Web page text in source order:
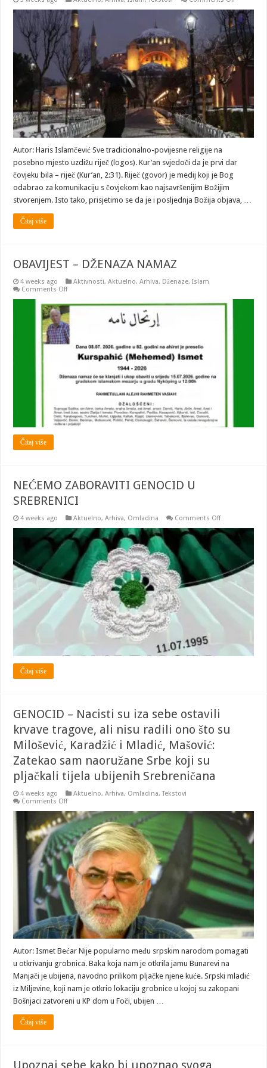
ljudima
lijepo
govorite
Autor: Haris Islamčević Sve tradicionalno-povijesne religije na
posebno mjesto uzdižu riječ (logos). Kur’an svjedoči da je prvi dar
čovjeku bila – riječ (Kur’an, 2:31). Riječ (govor) je medij koji je Bog
odabrao za komunikaciju s čovjekom kao najsavršenijim Božijim
stvorenjem. Isto tako, prisjetimo se da je i posljednja Božija objava, …
Čitaj više
OBAVIJEST – DŽENAZA NAMAZ
4 weeks ago Aktivnosti,Aktuelno,Arhiva, Dženaze,Islam
Comments Offon
–
DŽENAZA
NAMAZ
Čitaj više
NEĆEMO ZABORAVITI GENOCID U
SREBRENICI
4 weeks ago Aktuelno,Arhiva, Omladina Comments Offon
ZABORAVITI
GENOCID
SREBRENICI
Čitaj više
GENOCID – Nacisti su iza sebe ostavili
krvave tragove, ali nisu radili ono što su
Milošević, Karadžić i Mladić, Mašović:
Zatekao sam naoružane Srbe koji su
pljačkali tijela ubijenih Srebreničana
4 weeks ago Aktuelno,Arhiva, Omladina,Tekstovi
Comments Offon
–
Nacisti
su
iza
sebe
ostavili
krvave
tragove,
ali
nisu
radili
ono
što
su
Milošević,
Karadžić
i
Mladić,
Mašović:
Zatekao
naoružane
Srbe
su
Autor: Ismet Bećar Nije popularno među srpskim narodom pomagati
u otkrivanju grobnica. Baka koja nam je otkrila jamu Bunarevi na
Manjači je ubijena, navodno prilikom pljačke njene kuće. Srpski mladić
iz Miljevine, koji nam je otkrio lokaciju grobnice u kojoj su zakopani
Bošnjaci zatvoreni u KP dom u Foči, ubijen …
Čitaj više